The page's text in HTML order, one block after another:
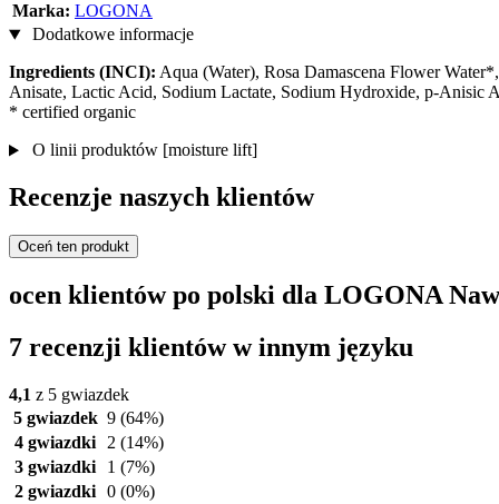
Marka: LOGONA
Dodatkowe informacje
Ingredients (INCI): Aqua (Water), Rosa Damascena Flower
Anisate, Lactic Acid, Sodium Lactate, Sodium Hydroxide, p-Anisic
* certified organic
O linii produktów [moisture lift]
Recenzje naszych klientów
Oceń ten produkt
ocen klientów po polski dla LOGONA
7 recenzji klientów w innym języku
4,1 z 5 gwiazdek
5 gwiazdek 9 (64%)
4 gwiazdki
2 (14%)
3 gwiazdki
1 (7%)
2 gwiazdki 0 (0%)